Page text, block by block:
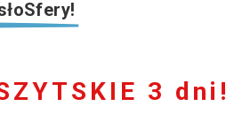
3 dni!